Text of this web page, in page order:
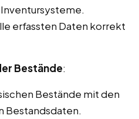
erfassten Daten korrekt
Bestände:
Bestände mit den
Bestandsdaten.